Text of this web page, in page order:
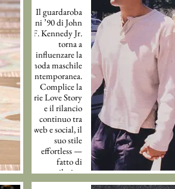
Il guardaroba
anni ’90 di John
F. Kennedy Jr.
torna a
influenzare la
moda maschile
contemporanea.
Complice la
serie Love Story
e il rilancio
continuo tra
web e social, il
suo stile
effortless —
fatto di
tailoring
rilassato,